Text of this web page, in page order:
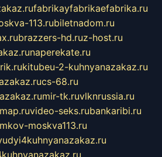
fabrikayfabrikaefabrika.ru
113.rubiletnadom.ru
brazzers-hd.ruz-host.ru
naperekate.ru
kitubeu-2-kuhnyanazakaz.ru
cs-68.ru
mir-tk.ruvlknrussia.ru
video-seks.rubankaribi.ru
moskva113.ru